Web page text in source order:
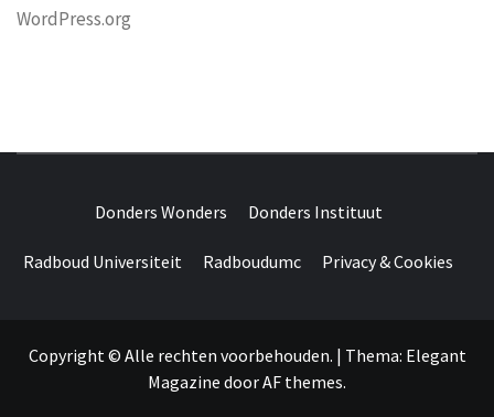
WordPress.org
WONDERS
Donders Wonders Donders Instituut
Radboud Universiteit Radboudumc Privacy & Cookies
Copyright © Alle rechten voorbehouden. | Thema: Elegant
Magazine doorAF themes.